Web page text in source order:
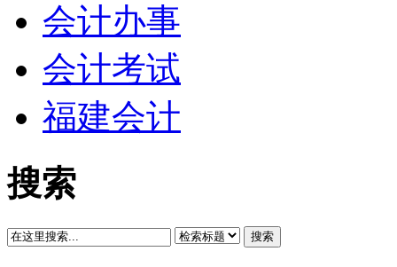
会计办事
会计考试
福建会计
搜索
搜索